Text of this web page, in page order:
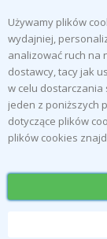
Używamy plików
wydajniej,
analizować ruch na
dostawcy, tacy jak
w celu
jeden z poniższych
dotyczące plików
plików cookies